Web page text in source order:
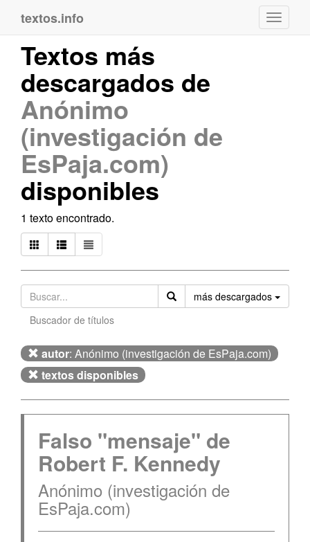
textos.info
Textos más
descargados de
Anónimo
(investigación de
EsPaja.com)
disponibles
1 texto encontrado.
más descargados
Buscador de títulos
autor: Anónimo (investigación de EsPaja.com)
textos disponibles
Falso "mensaje" de
Robert F. Kennedy
Anónimo (investigación de
EsPaja.com)